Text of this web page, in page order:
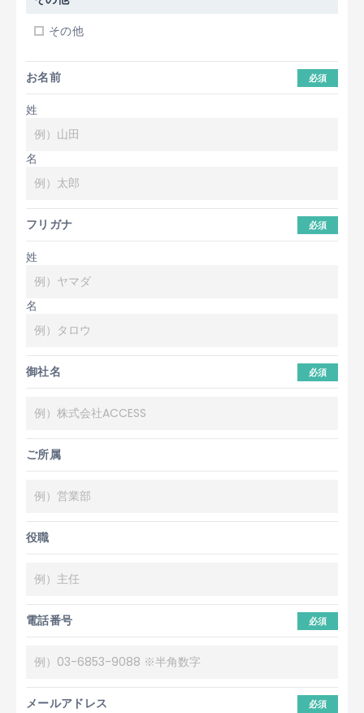
その他
お名前 必須
姓
名
フリガナ 必須
姓
名
御社名 必須
ご所属
役職
電話番号 必須
メールアドレス 必須